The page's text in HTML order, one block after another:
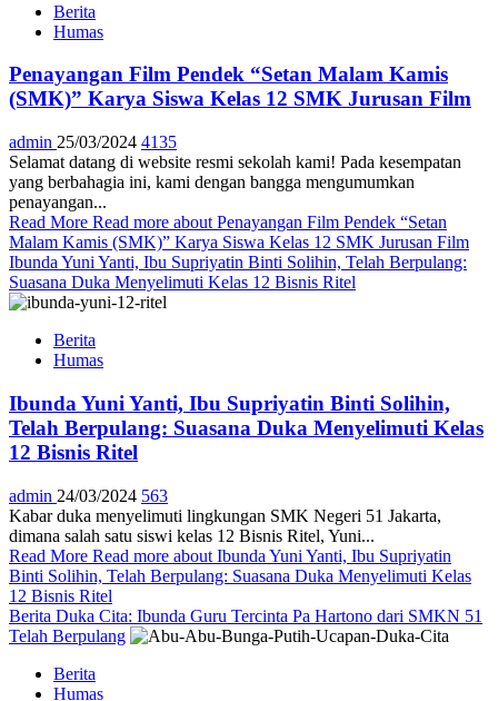
Berita
Humas
Penayangan Film Pendek “Setan Malam Kamis
(SMK)” Karya Siswa Kelas 12 SMK Jurusan Film
admin 25/03/2024 4135
Selamat datang di website resmi sekolah kami! Pada kesempatan
yang berbahagia ini, kami dengan bangga mengumumkan
penayangan...
Read More Read more about Penayangan Film Pendek “Setan
Malam Kamis (SMK)” Karya Siswa Kelas 12 SMK Jurusan Film
Ibunda Yuni Yanti, Ibu Supriyatin Binti Solihin, Telah Berpulang:
Suasana Duka Menyelimuti Kelas 12 Bisnis Ritel
Berita
Humas
Ibunda Yuni Yanti, Ibu Supriyatin Binti Solihin,
Telah Berpulang: Suasana Duka Menyelimuti Kelas
12 Bisnis Ritel
admin 24/03/2024 563
Kabar duka menyelimuti lingkungan SMK Negeri 51 Jakarta,
dimana salah satu siswi kelas 12 Bisnis Ritel, Yuni...
Read More Read more about Ibunda Yuni Yanti, Ibu Supriyatin
Binti Solihin, Telah Berpulang: Suasana Duka Menyelimuti Kelas
12 Bisnis Ritel
Berita Duka Cita: Ibunda Guru Tercinta Pa Hartono dari SMKN 51
Telah Berpulang
Berita
Humas